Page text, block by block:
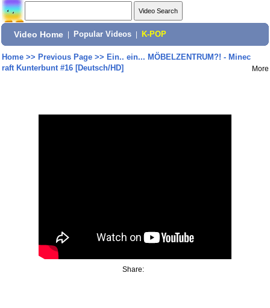
Video Home Popular Videos K-POP
Home>> Previous Page>> Ein.. ein... MÖBELZENTRUM?! - Minec
raft Kunterbunt #16 [Deutsch/HD]
More
Share: